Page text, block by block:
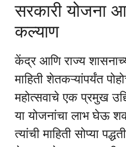
सरकारी योजना
कल्याण
केंद्र आणि राज्य
माहिती शेतकऱ्यांपर्यंत
महोत्सवाचे एक प्रमुख
या योजनांचा लाभ घेऊ
त्यांची माहिती सोप्या